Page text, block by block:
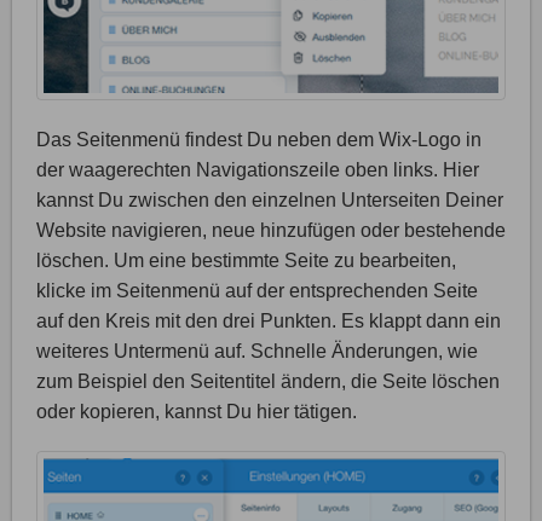
Das Seitenmenü findest Du neben dem Wix-Logo in
der waagerechten Navigationszeile oben links. Hier
kannst Du zwischen den einzelnen Unterseiten Deiner
Website navigieren, neue hinzufügen oder bestehende
löschen. Um eine bestimmte Seite zu bearbeiten,
klicke im Seitenmenü auf der entsprechenden Seite
auf den Kreis mit den drei Punkten. Es klappt dann ein
weiteres Untermenü auf. Schnelle Änderungen, wie
zum Beispiel den Seitentitel ändern, die Seite löschen
oder kopieren, kannst Du hier tätigen.